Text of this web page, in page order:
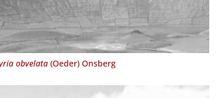
obvelata(Oeder) Onsberg